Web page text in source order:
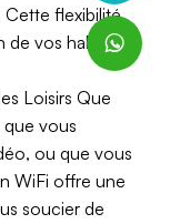
Cette flexibilité
de vos habitudes
Loisirs Que
que vous
ou que vous
WiFi offre une
soucier de